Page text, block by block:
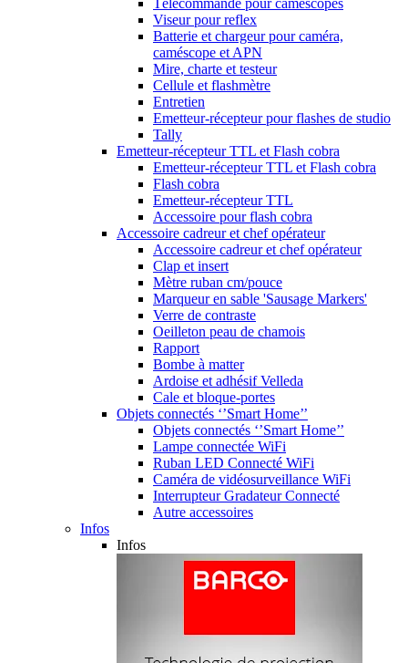
Télécommande pour caméscopes
Viseur pour reflex
Batterie et chargeur pour caméra,
caméscope et APN
Mire, charte et testeur
Cellule et flashmètre
Entretien
Emetteur-récepteur pour flashes de studio
Tally
Emetteur-récepteur TTL et Flash cobra
Emetteur-récepteur TTL et Flash cobra
Flash cobra
Emetteur-récepteur TTL
Accessoire pour flash cobra
Accessoire cadreur et chef opérateur
Accessoire cadreur et chef opérateur
Clap et insert
Mètre ruban cm/pouce
Marqueur en sable 'Sausage Markers'
Verre de contraste
Oeilleton peau de chamois
Rapport
Bombe à matter
Ardoise et adhésif Velleda
Cale et bloque-portes
Objets connectés ‘’Smart Home’’
Objets connectés ‘’Smart Home’’
Lampe connectée WiFi
Ruban LED Connecté WiFi
Caméra de vidéosurveillance WiFi
Interrupteur Gradateur Connecté
Autre accessoires
Infos
Infos